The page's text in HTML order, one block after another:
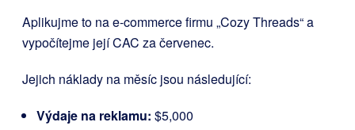
Aplikujme to na e-commerce firmu „Cozy Threads“ a
vypočítejme její CAC za červenec.
Jejich náklady na měsíc jsou následující:
Výdaje na reklamu: $5,000